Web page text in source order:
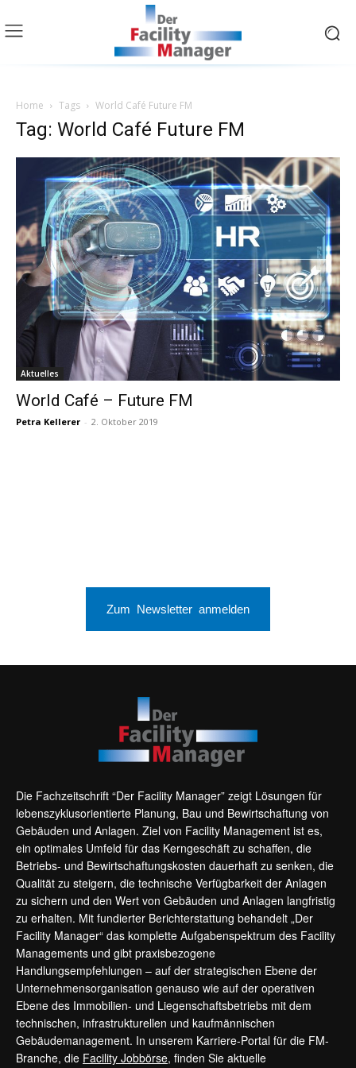
Home Tags World Café Future FM
Tag: World Café Future FM
Aktuelles
World Café – Future FM
Petra Kellerer - 2. Oktober 2019
Zum Newsletter anmelden
Die Fachzeitschrift “Der Facility Manager” zeigt Lösungen für
lebenszyklusorientierte Planung, Bau und Bewirtschaftung von
Gebäuden und Anlagen. Ziel von Facility Management ist es,
ein optimales Umfeld für das Kerngeschäft zu schaffen, die
Betriebs- und Bewirtschaftungskosten dauerhaft zu senken, die
Qualität zu steigern, die technische Verfügbarkeit der Anlagen
zu sichern und den Wert von Gebäuden und Anlagen langfristig
zu erhalten. Mit fundierter Berichterstattung behandelt „Der
Facility Manager“ das komplette Aufgabenspektrum des Facility
Managements und gibt praxisbezogene
Handlungsempfehlungen – auf der strategischen Ebene der
Unternehmensorganisation genauso wie auf der operativen
Ebene des Immobilien- und Liegenschaftsbetriebs mit dem
technischen, infrastrukturellen und kaufmännischen
Gebäudemanagement. In unserem Karriere-Portal für die FM-
Branche, die Facility Jobbörse, finden Sie aktuelle